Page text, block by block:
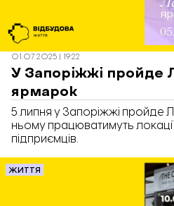
01.07.2025 | 19:22
У Запоріжжі пройде
ярмарок
5 липня у Запоріжжі пройде
ньому працюватимуть
підприємців.
ЖИТТЯ